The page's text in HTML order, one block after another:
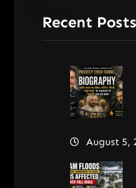
Recent Posts
August 5,